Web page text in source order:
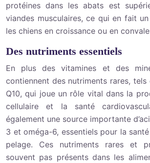
protéines dans les abats est
viandes musculaires, ce qui en fait
les chiens en croissance ou en
Des nutriments essentiels
En plus des vitamines et des
contiennent des nutriments rares, tels
Q10, qui joue un rôle vital dans la
cellulaire et la santé
également une source importante
3 et oméga-6, essentiels pour la
pelage. Ces nutriments rares et
souvent pas présents dans les